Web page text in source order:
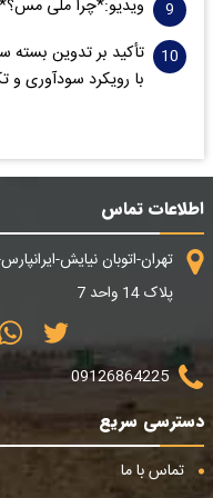
ویدیو:*چرا ملی مس؟*
تأکید بر تدوین بسته
با رویکرد سودآوری و
اطلاعات تماس
تهران-اتوبان نیایش-
پلاک 14 واحد 7
09126864225
دسترسی سریع
تماس با ما